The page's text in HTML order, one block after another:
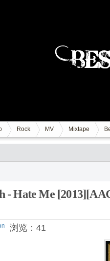
Rock MV Mixtape
- Hate Me
浏览：41